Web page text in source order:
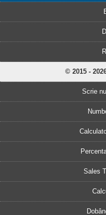
© 2015 -
Scrie
Sales